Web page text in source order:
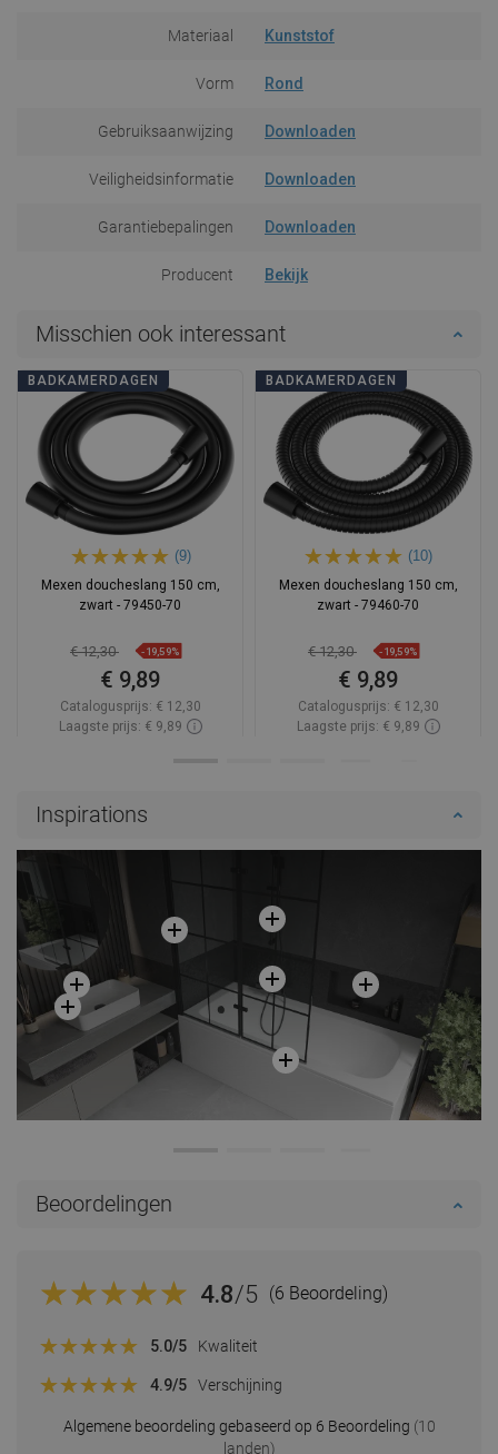
Materiaal Kunststof
Vorm Rond
Gebruiksaanwijzing Downloaden
Veiligheidsinformatie Downloaden
Garantiebepalingen Downloaden
Producent Bekijk
Misschien ook interessant
BADKAMERDAGEN
(9)
Mexen doucheslang 150 cm,
zwart - 79450-70
€ 12,30 -19,59%
€ 9,89
Catalogusprijs: € 12,30
Laagste prijs: € 9,89
BADKAMERDAGEN
(10)
Mexen doucheslang 150 cm,
zwart - 79460-70
€ 12,30 -19,59%
€ 9,89
Catalogusprijs: € 12,30
Laagste prijs: € 9,89
Inspirations
Beoordelingen
4.8/5 (6 Beoordeling)
Algemene beoordeling gebaseerd op 6 Beoordeling (10
landen)
5.0/5 Kwaliteit
4.9/5 Verschijning